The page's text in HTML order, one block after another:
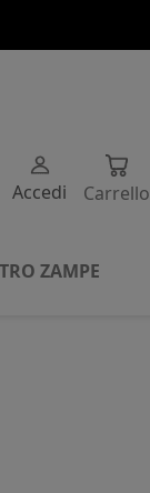
Accedi Carrello
ZAMPE